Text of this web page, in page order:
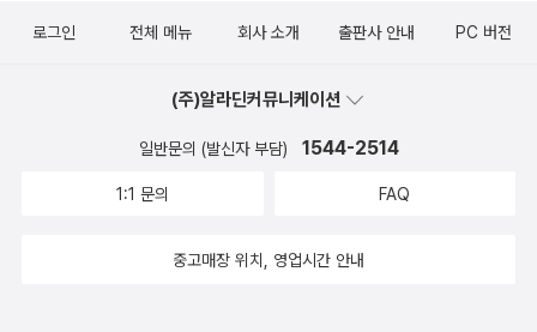
의 마음을 듬뿍 담아 전한다.고맙습니다.
등등의 이야기를 내게 들려주고는, 이런(↓) 독후감을 썼다. '사씨남
되는 첩이다. 그리고 한림은 이도저도 못하는 우유부단한 사람이다.
이것은 서포 김만중이 살았던 시대를 풍자한 것인데, 서포 김만중이
다. 사씨는 인현왕후, 교씨는 장희빈, 한림은 숙종이라고 생각하면 이
를 치르는 부분으로 묘사하였고, 이것을 긍정적으로 썼다. 그렇지만
로그인 전체 메뉴 회사 소개 출판사 안내 PC 버전
(주)알라딘커뮤니케이션
일반문의 (발신자 부담) 1544-2514
1:1 문의 FAQ
중고매장 위치, 영업시간 안내